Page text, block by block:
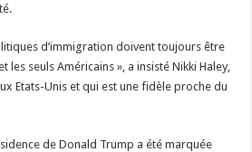
d’immigration doivent toujours être
les seuls Américains », a insisté Nikki Haley,
Etats-Unis et qui est une fidèle proche du
de Donald Trump a été marquée